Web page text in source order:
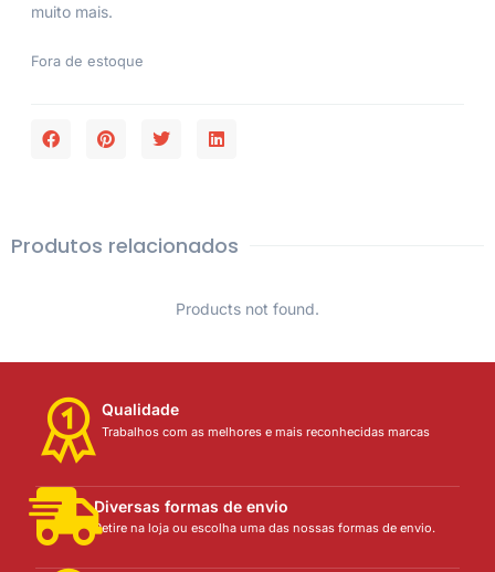
muito mais.
Fora de estoque
Produtos relacionados
Products not found.
Qualidade
Trabalhos com as melhores e mais reconhecidas marcas
Diversas formas de envio
Retire na loja ou escolha uma das nossas formas de envio.